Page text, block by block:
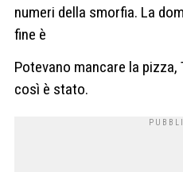
numeri della smorfia. La
fine è
Potevano mancare la pizza,
così è stato.